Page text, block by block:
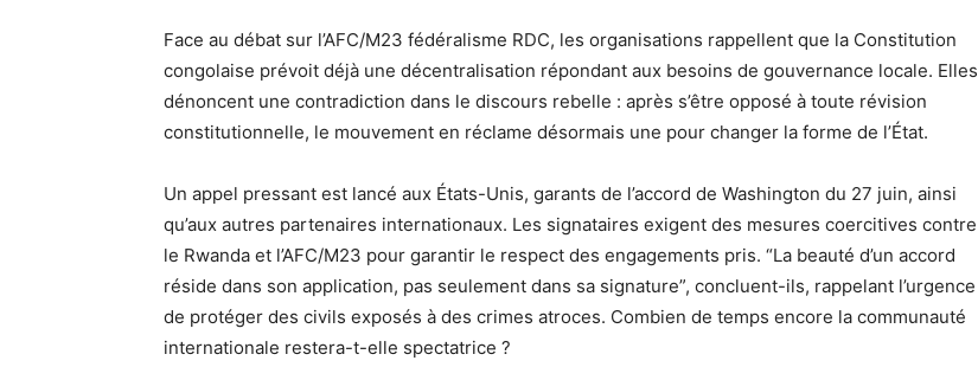
Face au débat sur l’AFC/M23 fédéralisme RDC, les organisations rappellent que la Constitution
congolaise prévoit déjà une décentralisation répondant aux besoins de gouvernance locale. Elles
dénoncent une contradiction dans le discours rebelle : après s’être opposé à toute révision
constitutionnelle, le mouvement en réclame désormais une pour changer la forme de l’État.
Un appel pressant est lancé aux États-Unis, garants de l’accord de Washington du 27 juin, ainsi
qu’aux autres partenaires internationaux. Les signataires exigent des mesures coercitives contre
le Rwanda et l’AFC/M23 pour garantir le respect des engagements pris. “La beauté d’un accord
réside dans son application, pas seulement dans sa signature”, concluent-ils, rappelant l’urgence
de protéger des civils exposés à des crimes atroces. Combien de temps encore la communauté
internationale restera-t-elle spectatrice ?